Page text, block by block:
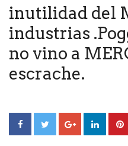
inutilidad del
industrias
no vino a
escrache.